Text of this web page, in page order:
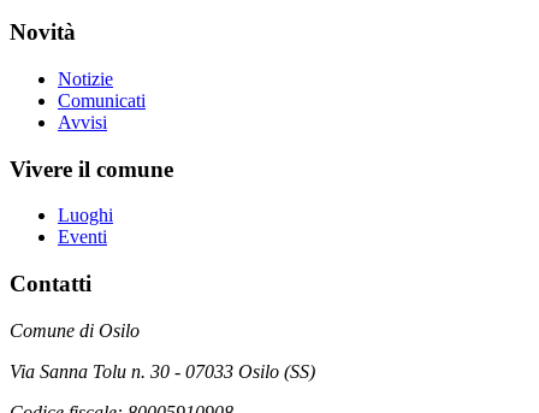
Novità
Notizie
Comunicati
Avvisi
Vivere il comune
Luoghi
Eventi
Contatti
Comune di Osilo
Via Sanna Tolu n. 30 - 07033 Osilo (SS)